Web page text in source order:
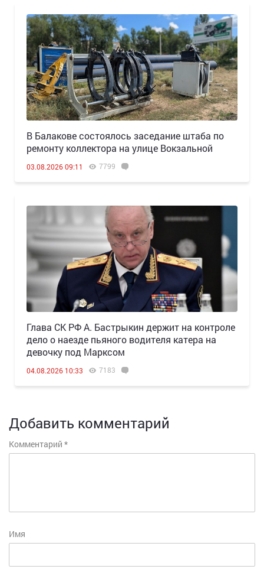
В Балакове состоялось заседание штаба по
ремонту коллектора на улице Вокзальной
03.08.2026 09:11 7799
Глава СК РФ А. Бастрыкин держит на контроле
дело о наезде пьяного водителя катера на
девочку под Марксом
04.08.2026 10:33 7183
Добавить комментарий
Комментарий *
Имя